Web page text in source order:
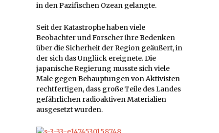
in den Pazifischen Ozean gelangte.
Seit der Katastrophe haben viele
Beobachter und Forscher ihre Bedenken
über die Sicherheit der Region geäußert, in
der sich das Unglück ereignete. Die
japanische Regierung musste sich viele
Male gegen Behauptungen von Aktivisten
rechtfertigen, dass große Teile des Landes
gefährlichen radioaktiven Materialien
ausgesetzt wurden.